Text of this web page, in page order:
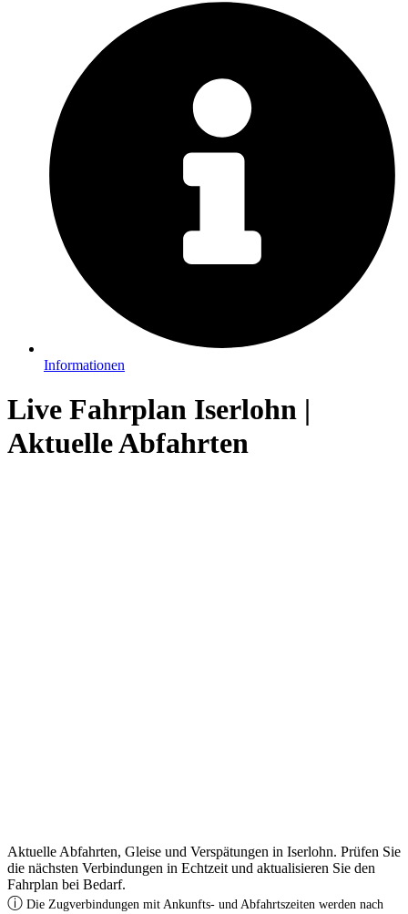
Informationen
Live Fahrplan Iserlohn |
Aktuelle Abfahrten
Aktuelle Abfahrten, Gleise und Verspätungen in Iserlohn. Prüfen Sie
die nächsten Verbindungen in Echtzeit und aktualisieren Sie den
Fahrplan bei Bedarf.
ⓘ Die Zugverbindungen mit Ankunfts- und Abfahrtszeiten werden nach